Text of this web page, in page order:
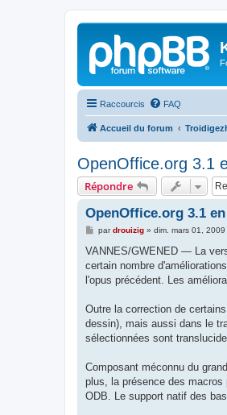
Raccourcis FAQ
Accueil du forum
OpenOffice.org 3.1
Répondre
OpenOffice.org 3.1
M
s
a
g
e
pardrouizig» dim. mars 01,
VANNES/GWENED — La
certain nombre
l'opus précédent. Les
Outre la correction de
dessin), mais aussi dans le
sélectionnées sont
Composant méconnu du
plus, la présence des
ODB. Le support natif des